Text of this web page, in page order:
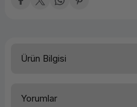
Ürün Bilgisi
Yorumlar